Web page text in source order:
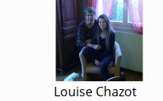
Louise Chazot